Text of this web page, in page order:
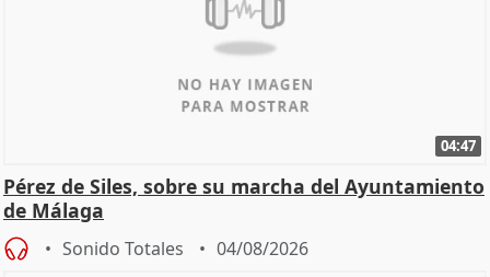
04:47
Pérez de Siles, sobre su marcha del Ayuntamiento
de Málaga
Sonido Totales 04/08/2026